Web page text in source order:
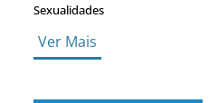
Sexualidades
Ver Mais